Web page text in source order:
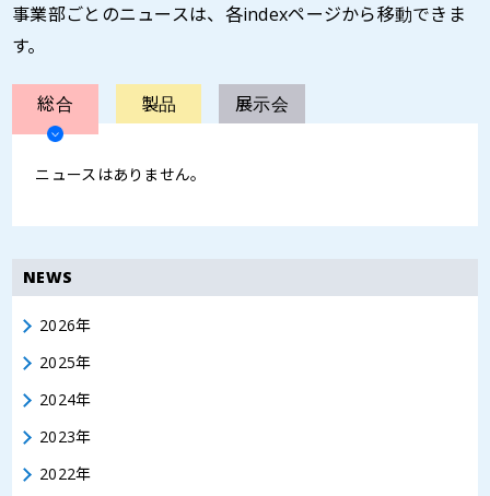
事業部ごとのニュースは、各indexページから移動できま
す。
総合 製品 展示会
ニュースはありません。
NEWS
2026年
2025年
2024年
2023年
2022年